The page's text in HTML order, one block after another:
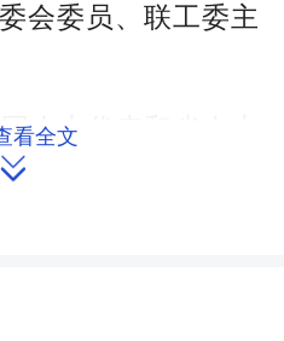
会委员、联工委主
大代表和省人大
谈了履职经验和体
看全文
